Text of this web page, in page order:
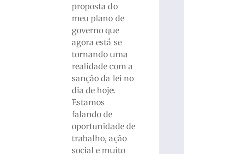
proposta do
meu plano de
governo que
agora está se
tornando uma
realidade com a
sanção da lei no
dia de hoje.
Estamos
falando de
oportunidade de
trabalho, ação
social e muito